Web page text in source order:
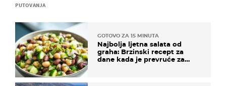
PUTOVANJA
GOTOVO ZA 15 MINUTA
Najbolja ljetna salata od
graha: Brzinski recept za
dane kada je prevruće za